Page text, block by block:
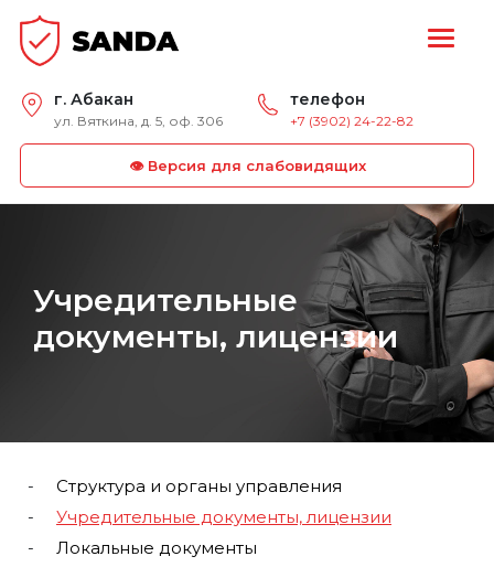
г. Абакан
ул. Вяткина, д. 5, оф. 306
телефон
+7 (3902) 24-22-82
👁 Версия для слабовидящих
Учредительные
документы, лицензии
Структура и органы управления
Учредительные документы, лицензии
Локальные документы